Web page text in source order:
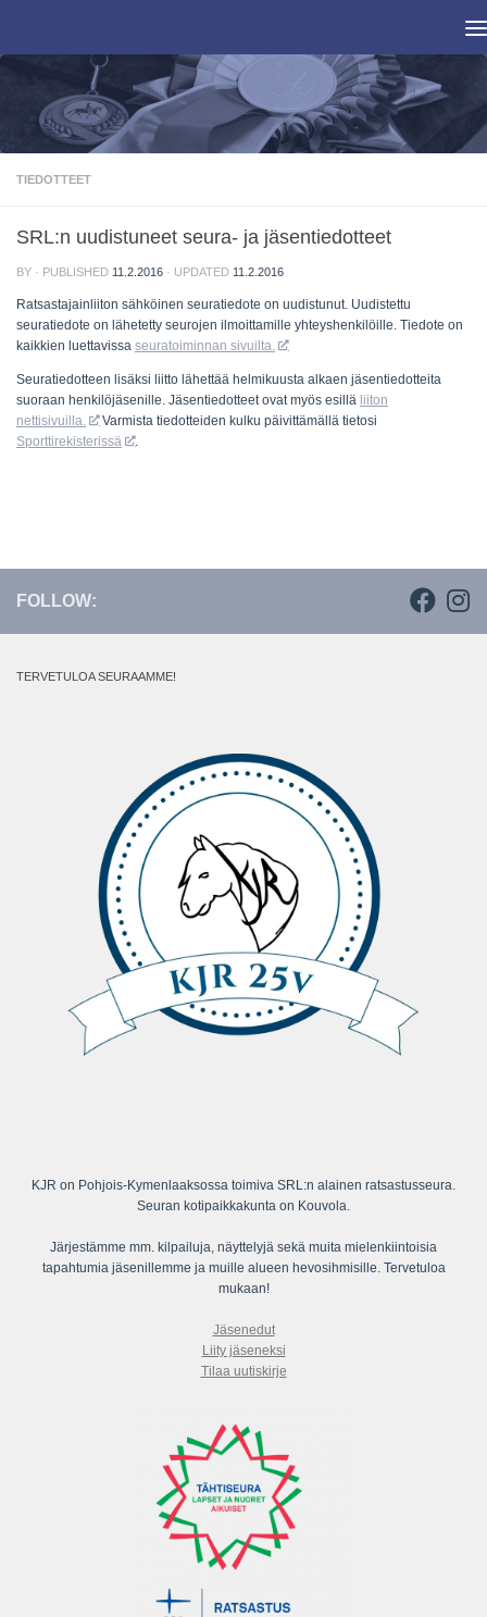
TIEDOTTEET
SRL:n uudistuneet seura- ja jäsentiedotteet
BY · PUBLISHED 11.2.2016 · UPDATED 11.2.2016
Ratsastajainliiton sähköinen seuratiedote on uudistunut. Uudistettu
seuratiedote on lähetetty seurojen ilmoittamille yhteyshenkilöille. Tiedote on
kaikkien luettavissa seuratoiminnan sivuilta.
Seuratiedotteen lisäksi liitto lähettää helmikuusta alkaen jäsentiedotteita
suoraan henkilöjäsenille. Jäsentiedotteet ovat myös esillä liiton
nettisivuilla.
Varmista tiedotteiden kulku päivittämällä tietosi
Sporttirekisterissä
.
FOLLOW:
TERVETULOA SEURAAMME!
KJR on Pohjois-Kymenlaaksossa toimiva SRL:n alainen ratsastusseura.
Seuran kotipaikkakunta on Kouvola.
Järjestämme mm. kilpailuja, näyttelyjä sekä muita mielenkiintoisia
tapahtumia jäsenillemme ja muille alueen hevosihmisille. Tervetuloa
mukaan!
Jäsenedut
Liity jäseneksi
Tilaa uutiskirje